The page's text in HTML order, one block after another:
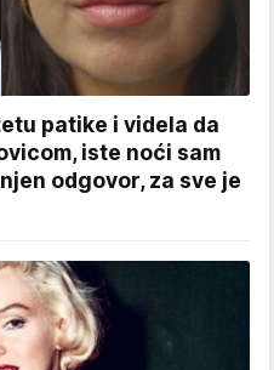
patike i videla da
iste noći sam
odgovor, za sve je